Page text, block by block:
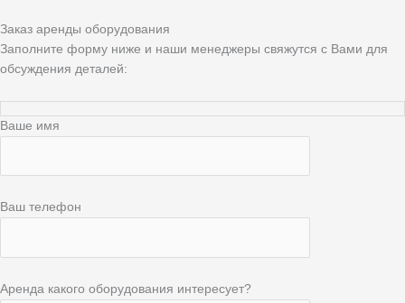
Заказ аренды оборудования
Заполните форму ниже и наши менеджеры свяжутся с Вами для
обсуждения деталей:
Ваше имя
Ваш телефон
Аренда какого оборудования интересует?